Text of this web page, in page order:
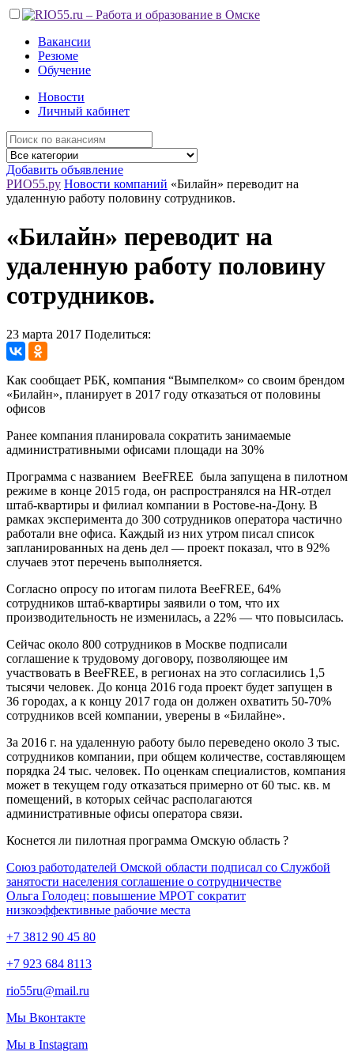
Вакансии
Резюме
Обучение
Новости
Личный кабинет
Добавить объявление
РИО55.ру Новости компаний «Билайн» переводит на
удаленную работу половину сотрудников.
«Билайн» переводит на
удаленную работу половину
сотрудников.
23 марта 2017 Поделиться:
Как сообщает РБК, компания “Вымпелком» со своим брендом
«Билайн», планирует в 2017 году отказаться от половины
офисов
Ранее компания планировала сократить занимаемые
административными офисами площади на 30%
Программа с названием BeeFREE была запущена в пилотном
режиме в конце 2015 года, он распространялся на HR-отдел
штаб-квартиры и филиал компании в Ростове-на-Дону. В
рамках эксперимента до 300 сотрудников оператора частично
работали вне офиса. Каждый из них утром писал список
запланированных на день дел — проект показал, что в 92%
случаев этот перечень выполняется.
Согласно опросу по итогам пилота BeeFREE, 64%
сотрудников штаб-квартиры заявили о том, что их
производительность не изменилась, а 22% — что повысилась.
Сейчас около 800 сотрудников в Москве подписали
соглашение к трудовому договору, позволяющее им
участвовать в BeeFREE, в регионах на это согласились 1,5
тысячи человек. До конца 2016 года проект будет запущен в
36 городах, а к концу 2017 года он должен охватить 50-70%
сотрудников всей компании, уверены в «Билайне».
За 2016 г. на удаленную работу было переведено около 3 тыс.
сотрудников компании, при общем количестве, составляющем
порядка 24 тыс. человек. По оценкам специалистов, компания
может в текущем году отказаться примерно от 60 тыс. кв. м
помещений, в которых сейчас располагаются
административные офисы оператора связи.
Коснется ли пилотная программа Омскую область ?
Союз работодателей Омской области подписал со Службой
занятости населения соглашение о сотрудничестве
Ольга Голодец: повышение МРОТ сократит
низкоэффективные рабочие места
+7 3812 90 45 80
+7 923 684 8113
rio55ru@mail.ru
Мы Вконтакте
Мы в Instagram